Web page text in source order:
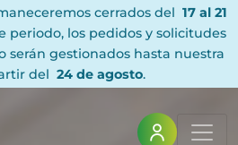
cerrados del 17 al 21
periodo, los pedidos y solicitudes
serán gestionados hasta nuestra
del 24 de agosto.